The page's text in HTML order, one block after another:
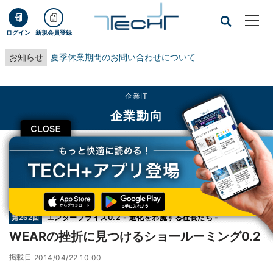
ログイン 新規会員登録
お知らせ 夏季休業期間のお問い合わせについて
CLOSE
企業IT
企業動向
TECH+ 企業IT
企業動向
WEARの挫折に見つけるショールーミング0.2
第262回 エンタープライズ0.2 - 進化を邪魔する社長たち -
WEARの挫折に見つけるショールーミング0.2
掲載日 2014/04/22 10:00